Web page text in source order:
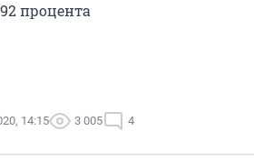
процента
14:15 3 005 4